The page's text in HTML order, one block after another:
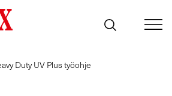
Duty UV Plus työohje